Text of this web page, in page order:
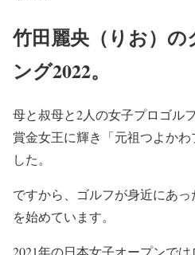
竹田麗央（りお）
ング2022。
母と叔母と2人の女子プロゴル
賞金女王に輝き「元祖つよか
した。
ですから、ゴルフが身近にあ
を始めています。
2021年の日本女子オープンで